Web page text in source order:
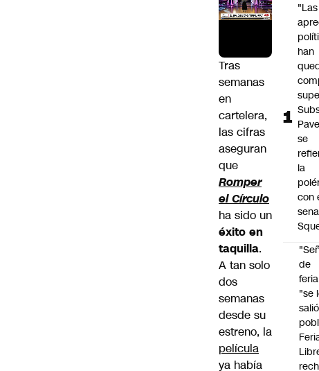
Tras
semanas
en
cartelera,
las cifras
aseguran
que
Romper
el Círculo
ha sido un
éxito en
taquilla.
A tan solo
dos
semanas
desde su
estreno, la
película
ya había
"Las
han
se
la
con
de
"se